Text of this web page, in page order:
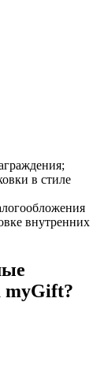
в стиле
внутренних
myGift?